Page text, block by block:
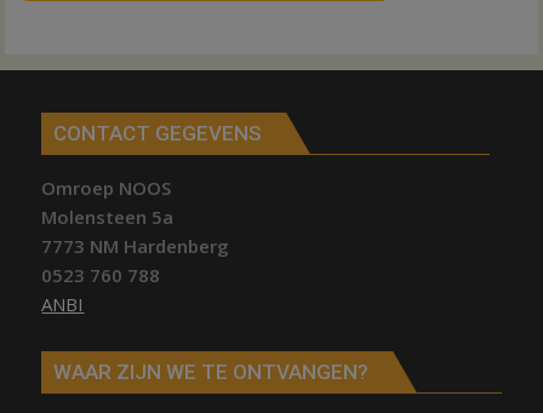
CONTACT GEGEVENS
Omroep NOOS
Molensteen 5a
7773 NM Hardenberg
0523 760 788
ANBI
WAAR ZIJN WE TE ONTVANGEN?